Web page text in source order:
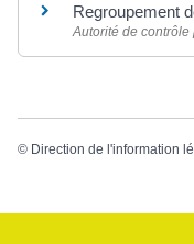
Regroupement
Autorité de
© Direction de l'information